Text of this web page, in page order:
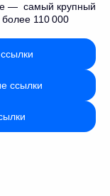
— самый крупный
110 000
ссылки